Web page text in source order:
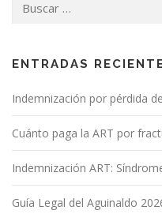
ENTRADAS
Indemnización por pérdida
Cuánto paga la ART por
Indemnización ART:
Guía Legal del Aguinaldo